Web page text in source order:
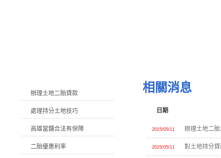
辦理土地二胎貸款
處理持分土地技巧
高雄當舖合法有保障
二胎優惠利率
相關消息
日期
2015/05/11 辦理土地二
2015/05/11 對土地持分